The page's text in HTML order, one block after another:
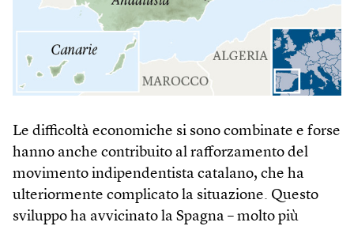
Le difficoltà economiche si sono combinate e forse
hanno anche contribuito al rafforzamento del
movimento indipendentista catalano, che ha
ulteriormente complicato la situazione. Questo
sviluppo ha avvicinato la Spagna – molto più